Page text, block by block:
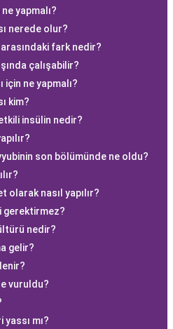
yapmalı?
nerede olur?
arasındaki fark nedir?
çalışabilir?
için ne yapmalı?
kim?
insülin nedir?
son bölümünde ne oldu?
olarak nasıl yapılır?
gerektirmez?
nedir?
gelir?
vuruldu?
mı?